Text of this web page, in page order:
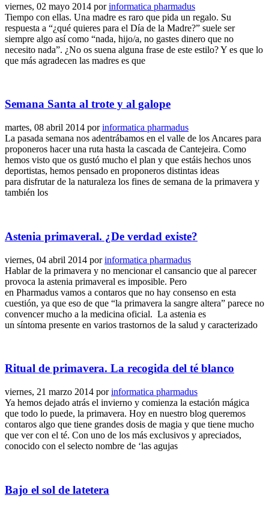
viernes, 02 mayo 2014 porinformatica pharmadus
Tiempo con ellas. Una madre es raro que pida un regalo. Su
respuesta a “¿qué quieres para el Día de la Madre?” suele ser
siempre algo así como “nada, hijo/a, no gastes dinero que no
necesito nada”. ¿No os suena alguna frase de este estilo? Y es que lo
que más agradecen las madres es que
Semana Santa al trote y al galope
martes, 08 abril 2014 porinformatica pharmadus
La pasada semana nos adentrábamos en el valle de los Ancares para
proponeros hacer una ruta hasta la cascada de Cantejeira. Como
hemos visto que os gustó mucho el plan y que estáis hechos unos
deportistas, hemos pensado en proponeros distintas ideas
para disfrutar de la naturaleza los fines de semana de la primavera y
también los
Astenia primaveral. ¿De verdad existe?
viernes, 04 abril 2014 porinformatica pharmadus
Hablar de la primavera y no mencionar el cansancio que al parecer
provoca la astenia primaveral es imposible. Pero
en Pharmadus vamos a contaros que no hay consenso en esta
cuestión, ya que eso de que “la primavera la sangre altera” parece no
convencer mucho a la medicina oficial. La astenia es
un síntoma presente en varios trastornos de la salud y caracterizado
Ritual de primavera. La recogida del té blanco
viernes, 21 marzo 2014 porinformatica pharmadus
Ya hemos dejado atrás el invierno y comienza la estación mágica
que todo lo puede, la primavera. Hoy en nuestro blog queremos
contaros algo que tiene grandes dosis de magia y que tiene mucho
que ver con el té. Con uno de los más exclusivos y apreciados,
conocido con el selecto nombre de ‘las agujas
Bajo el sol de latetera